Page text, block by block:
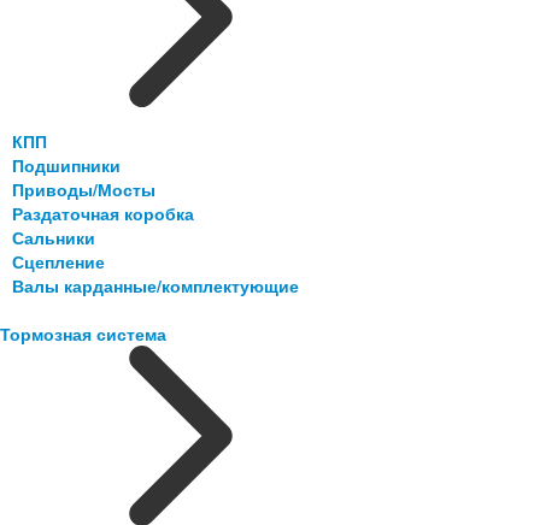
КПП
Подшипники
Приводы/Мосты
Раздаточная коробка
Сальники
Сцепление
Валы карданные/комплектующие
Тормозная система